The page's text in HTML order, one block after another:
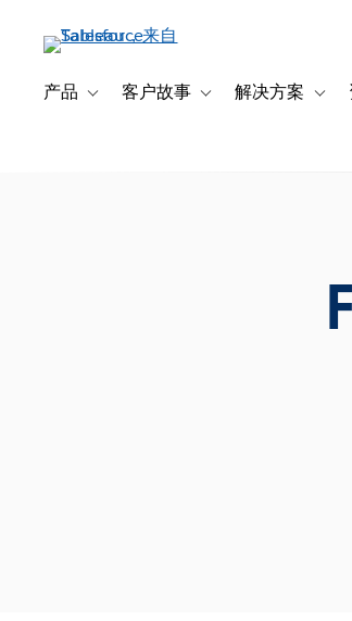
产品 Toggle sub-navigation for 产品
客户故事 Toggle sub-navigation
解决方案